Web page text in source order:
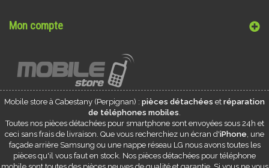
Mon compte
Mobile store à Cabestany (Perpignan) : pièces détachées et réparation
de téléphones mobiles.
Toutes nos pièces détachées pour smartphone sont envoyées sous 24h et
ceci sans frais de livraison. Que vous recherchiez un écran d'iPhone, une
façade arrière Samsung ou une nappe réseau LG nous avons toutes les
pièces qu'il vous faut en stock. Nos pièces détachées pour téléphone